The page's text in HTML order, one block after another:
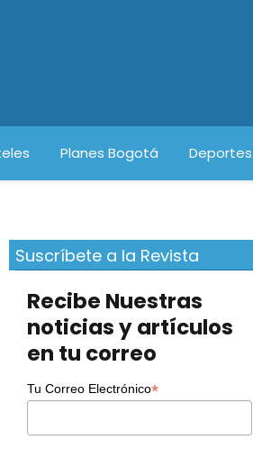
Planes Bogotá Deportes
Suscríbete a la Revista
Recibe Nuestras
noticias y artículos
en tu correo
Tu Correo Electrónico*